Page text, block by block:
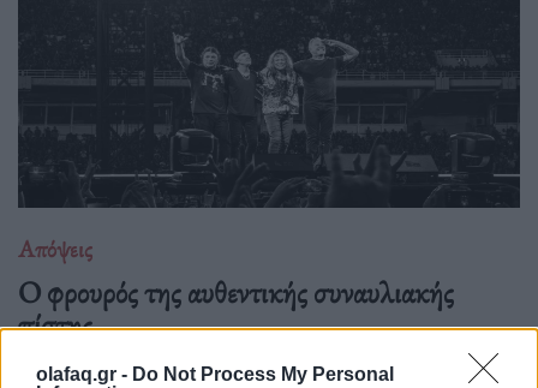
olafaq.gr - Do Not Process My Personal
Απόψεις
O φρουρός της αυθεντικής συναυλιακής
πίστης
28.05.26